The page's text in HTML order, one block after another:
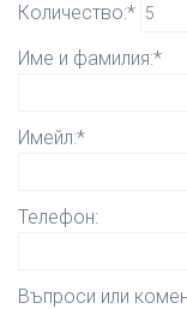
Количество:*
Име и фамилия:*
Имейл:*
Телефон:
Въпроси или